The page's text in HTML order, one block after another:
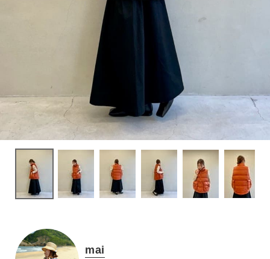
mai